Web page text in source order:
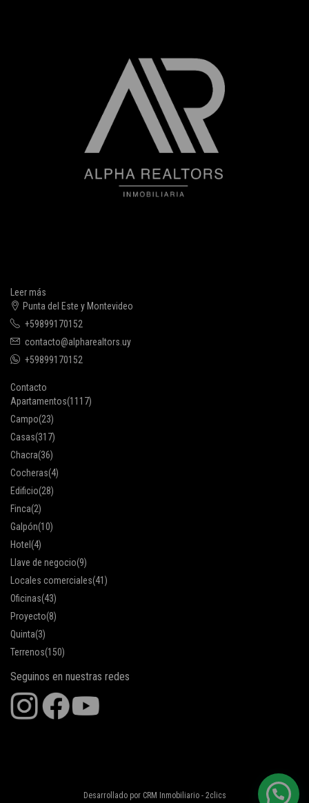
Leer más
Punta del Este y Montevideo
+59899170152
contacto@alpharealtors.uy
+59899170152
Contacto
Apartamentos(1117)
Campo(23)
Casas(317)
Chacra(36)
Cocheras(4)
Edificio(28)
Finca(2)
Galpón(10)
Hotel (4)
Llave de negocio(9)
Locales comerciales(41)
Oficinas(43)
Proyecto(8)
Quinta(3)
Terrenos(150)
Seguinos en nuestras redes
Desarrollado por CRM Inmobiliario - 2clics